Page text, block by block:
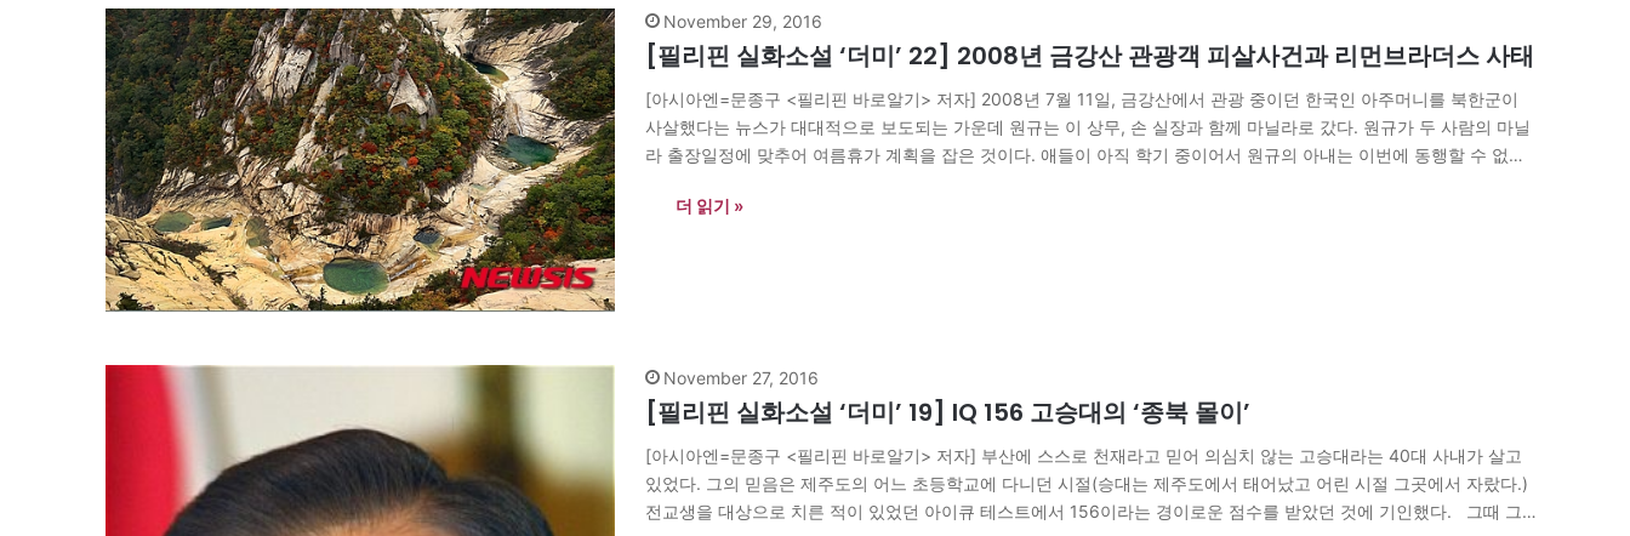
November 29, 2016
[필리핀 실화소설 ‘더미’ 22] 2008년 금강산 관광객 피살사건과 리먼브라더스 사태
[아시아엔=문종구 <필리핀 바로알기> 저자] 2008년 7월 11일, 금강산에서 관광 중이던 한국인 아주머니를 북한군이
사살했다는 뉴스가 대대적으로 보도되는 가운데 원규는 이 상무, 손 실장과 함께 마닐라로 갔다. 원규가 두 사람의 마닐
라 출장일정에 맞추어 여름휴가 계획을 잡은 것이다. 애들이 아직 학기 중이어서 원규의 아내는 이번에 동행할 수 없었
더 읽기 »
November 27, 2016
[필리핀 실화소설 ‘더미’ 19] IQ 156 고승대의 ‘종북 몰이’
[아시아엔=문종구 <필리핀 바로알기> 저자] 부산에 스스로 천재라고 믿어 의심치 않는 고승대라는 40대 사내가 살고
있었다. 그의 믿음은 제주도의 어느 초등학교에 다니던 시절(승대는 제주도에서 태어났고 어린 시절 그곳에서 자랐다.)
전교생을 대상으로 치른 적이 있었던 아이큐 테스트에서 156이라는 경이로운 점수를 받았던 것에 기인했다. 그때 그